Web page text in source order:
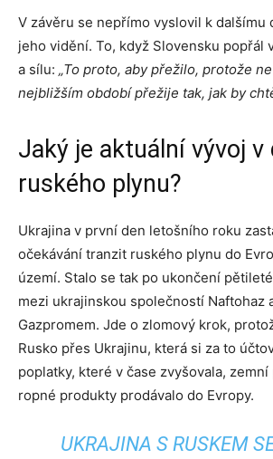
V závěru se nepřímo vyslovil k dalšímu
jeho vidění. To, když Slovensku popřál
a sílu: „To proto, aby přežilo, protože
nejbližším období přežije tak, jak by
Jaký je aktuální vývoj v
ruského plynu?
Ukrajina v první den letošního roku
očekávání tranzit ruského plynu do
území. Stalo se tak po ukončení
mezi ukrajinskou společností Naftohaz
Gazpromem. Jde o zlomový krok,
Rusko přes Ukrajinu, která si za to
poplatky, které v čase zvyšovala,
ropné produkty prodávalo do Evropy.
UKRAJINA S RUSKEM